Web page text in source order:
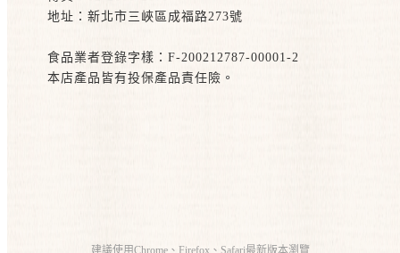
地址：新北市三峽區成福路273號
食品業者登錄字樣：F-200212787-00001-2
本店產品皆有投保產品責任險。
建議使用Chrome、Firefox、Safari最新版本瀏覽